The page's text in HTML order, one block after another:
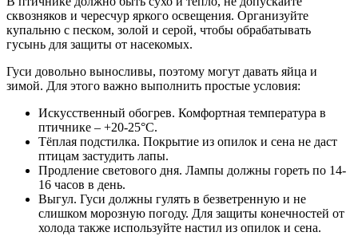
сквозняков и чересчур яркого освещения. Организуйте
купальню с песком, золой и серой, чтобы обрабатывать
гусынь для защиты от насекомых.
Гуси довольно выносливы, поэтому могут давать яйца и
зимой. Для этого важно выполнить простые условия:
Искусственный обогрев. Комфортная температура в
птичнике – +20-25°С.
Тёплая подстилка. Покрытие из опилок и сена не даст
птицам застудить лапы.
Продление светового дня. Лампы должны гореть по 14-
16 часов в день.
Выгул. Гуси должны гулять в безветренную и не
слишком морозную погоду. Для защиты конечностей от
холода также используйте настил из опилок и сена.